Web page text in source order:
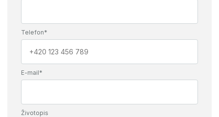
Telefon*
E-mail*
Životopis